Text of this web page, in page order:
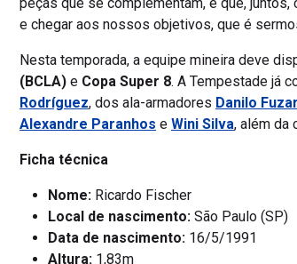
e chegar aos nossos objetivos, que é
Nesta temporada, a equipe mineira deve
(BCLA) e Copa Super 8 . A Tempestade já
Rodríguez , dos ala-armadores Danilo
Alexandre Paranhos e Wini Silva , além
Ficha técnica
Nome: Ricardo Fischer
Local de nascimento: São Paulo (SP)
Data de nascimento: 16/5/1991
Altura: 1,83m